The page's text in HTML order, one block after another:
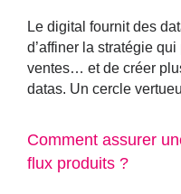
Le digital fournit des
d’affiner la stratégie
ventes… et de créer
datas. Un cercle
Comment assurer
flux produits ?